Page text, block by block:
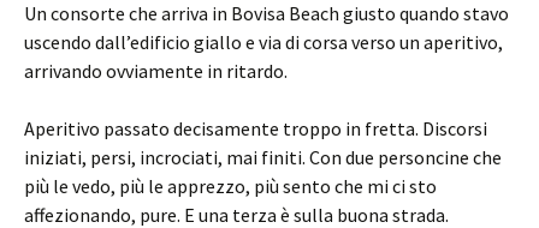
Un consorte che arriva in Bovisa Beach giusto quando stavo
uscendo dall’edificio giallo e via di corsa verso un aperitivo,
arrivando ovviamente in ritardo.
Aperitivo passato decisamente troppo in fretta. Discorsi
iniziati, persi, incrociati, mai finiti. Con due personcine che
più le vedo, più le apprezzo, più sento che mi ci sto
affezionando, pure. E una terza è sulla buona strada.